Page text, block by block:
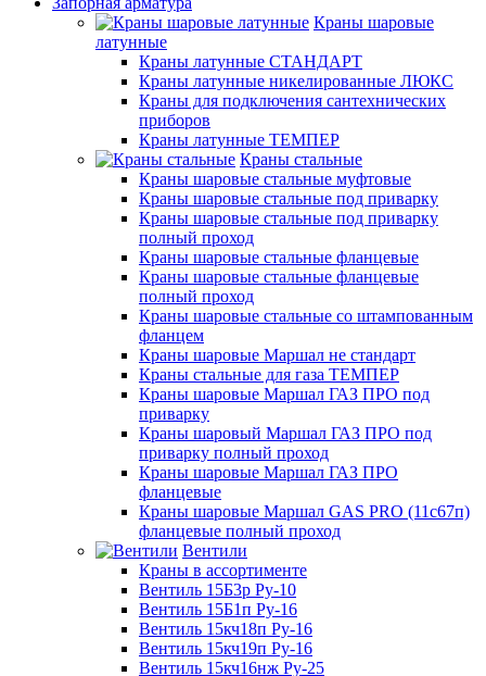
Краны шаровые
латунные
Краны латунные СТАНДАРТ
Краны латунные никелированные ЛЮКС
Краны для подключения сантехнических
приборов
Краны латунные ТЕМПЕР
Краны стальные
Краны шаровые стальные муфтовые
Краны шаровые стальные под приварку
Краны шаровые стальные под приварку
полный проход
Краны шаровые стальные фланцевые
Краны шаровые стальные фланцевые
полный проход
Краны шаровые стальные со штампованным
фланцем
Краны шаровые Маршал не стандарт
Краны стальные для газа ТЕМПЕР
Краны шаровые Маршал ГАЗ ПРО под
приварку
Краны шаровый Маршал ГАЗ ПРО под
приварку полный проход
Краны шаровые Маршал ГАЗ ПРО
фланцевые
Краны шаровые Маршал GAS PRO (11с67п)
фланцевые полный проход
Вентили
Краны в ассортименте
Вентиль 15Б3р Ру-10
Вентиль 15Б1п Ру-16
Вентиль 15кч18п Ру-16
Вентиль 15кч19п Ру-16
Вентиль 15кч16нж Ру-25